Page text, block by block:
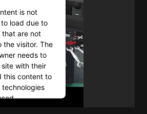
is not
load due to
are not
the visitor. The
needs to
with their
this content to